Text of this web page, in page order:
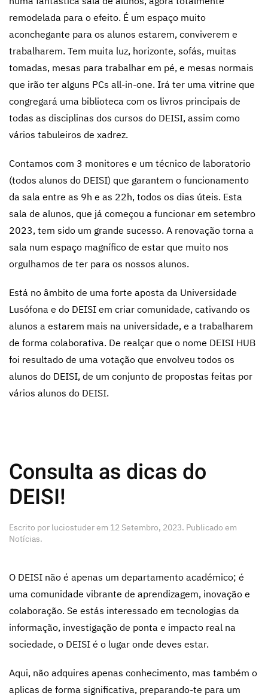
remodelada para o efeito. É um espaço muito
aconchegante para os alunos estarem, conviverem e
trabalharem. Tem muita luz, horizonte, sofás, muitas
tomadas, mesas para trabalhar em pé, e mesas normais
que irão ter alguns PCs all-in-one. Irá ter uma vitrine que
congregará uma biblioteca com os livros principais de
todas as disciplinas dos cursos do DEISI, assim como
vários tabuleiros de xadrez.
Contamos com 3 monitores e um técnico de laboratorio
(todos alunos do DEISI) que garantem o funcionamento
da sala entre as 9h e as 22h, todos os dias úteis. Esta
sala de alunos, que já começou a funcionar em setembro
2023, tem sido um grande sucesso. A renovação torna a
sala num espaço magnífico de estar que muito nos
orgulhamos de ter para os nossos alunos.
Está no âmbito de uma forte aposta da Universidade
Lusófona e do DEISI em criar comunidade, cativando os
alunos a estarem mais na universidade, e a trabalharem
de forma colaborativa. De realçar que o nome DEISI HUB
foi resultado de uma votação que envolveu todos os
alunos do DEISI, de um conjunto de propostas feitas por
vários alunos do DEISI.
Consulta as dicas do
DEISI!
Escrito por luciostuderem 12 Setembro, 2023. Publicado em
Notícias.
O DEISI não é apenas um departamento académico; é
uma comunidade vibrante de aprendizagem, inovação e
colaboração. Se estás interessado em tecnologias da
informação, investigação de ponta e impacto real na
sociedade, o DEISI é o lugar onde deves estar.
Aqui, não adquires apenas conhecimento, mas também o
aplicas de forma significativa, preparando-te para um